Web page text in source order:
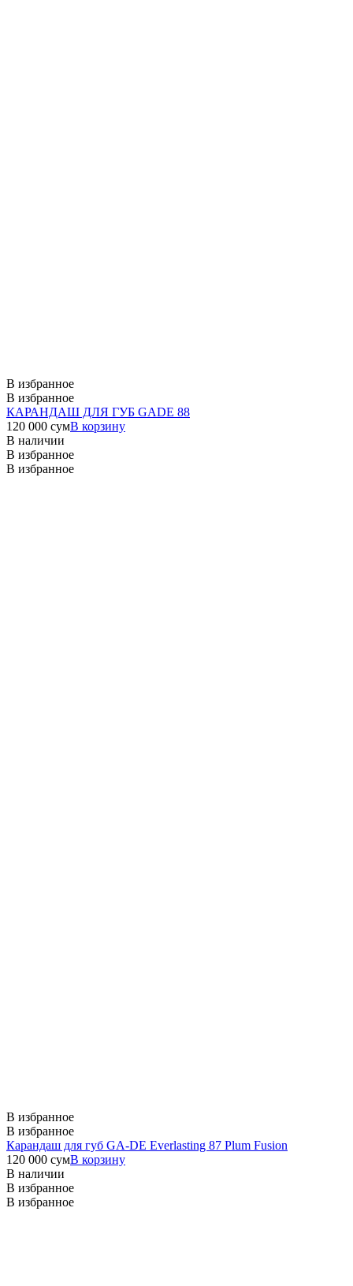
В избранное
В избранное
КАРАНДАШ ДЛЯ ГУБ GADE 88
120 000 сумВ корзину
В наличии
В избранное
В избранное
В избранное
В избранное
Карандаш для губ GA-DE Everlasting 87 Plum Fusion
120 000 сумВ корзину
В наличии
В избранное
В избранное